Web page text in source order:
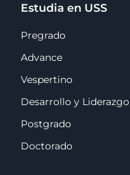
Estudia en USS
Pregrado
Advance
Vespertino
Desarrollo y Liderazgo
Postgrado
Doctorado